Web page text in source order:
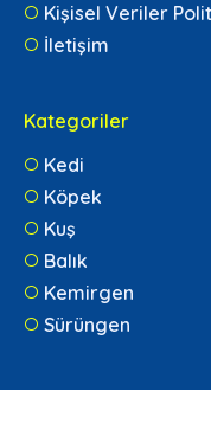
Kişisel Veriler
İletişim
Kategoriler
Kedi
Köpek
Kuş
Balık
Kemirgen
Sürüngen